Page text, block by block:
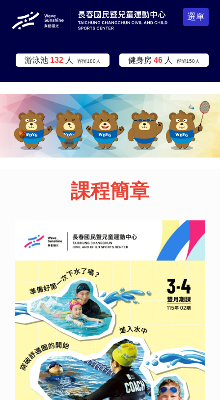
選單
健身房 46 人 容留150人
游泳池 132 人 容留180人
課程簡章